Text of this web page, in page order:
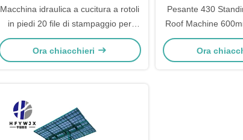
Macchina idraulica a cucitura a rotoli
in piedi 20 file di stampaggio per
pannelli di tetto e pareti in acciaio
colorato
Ora chiacchieri
Pesante 430
Roof Machine
alimentazione 14
Ora